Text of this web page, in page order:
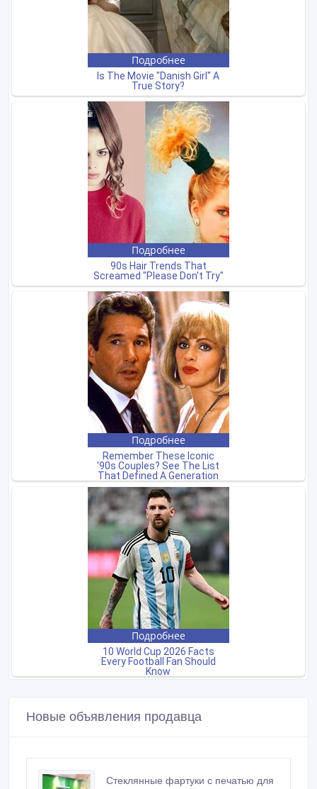
Новые объявления продавца
Стеклянные фартуки с печатью для